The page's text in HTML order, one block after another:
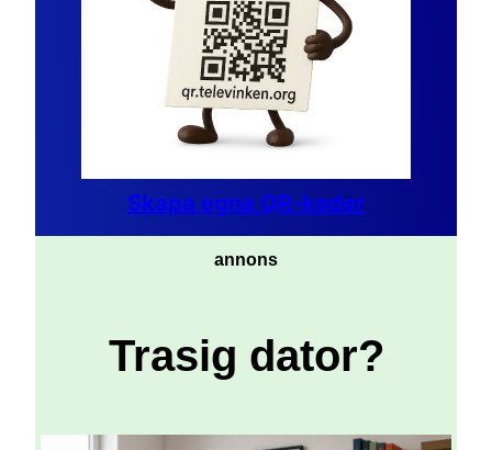
Skapa egna QR-koder
annons
Trasig dator?